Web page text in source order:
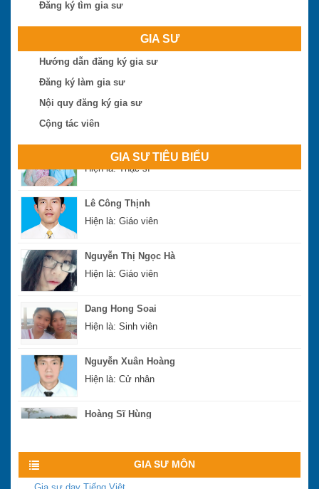
Đăng ký tìm gia sư
GIA SƯ
Hướng dẫn đăng ký gia sư
Đăng ký làm gia sư
Nội quy đăng ký gia sư
Cộng tác viên
GIA SƯ TIÊU BIỂU
Hiện là: Giáo viên
Nguyễn Hoài Bão
Hiện là: Thạc sĩ
Phan Đình Sáng
Lê Công Thịnh
Nguyễn Thị Ngọc Hà
Dang Hong Soai
Nguyễn Xuân Hoàng
Hoàng Sĩ Hùng
GIA SƯ MÔN